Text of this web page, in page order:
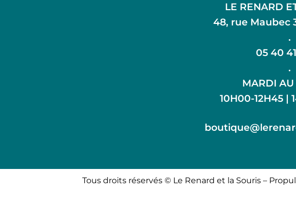
LE RENARD
48, rue Maubec
.
05 40
.
MARDI
10H00-12H45 |
Tous droits réservés © Le Renard et la Souris –